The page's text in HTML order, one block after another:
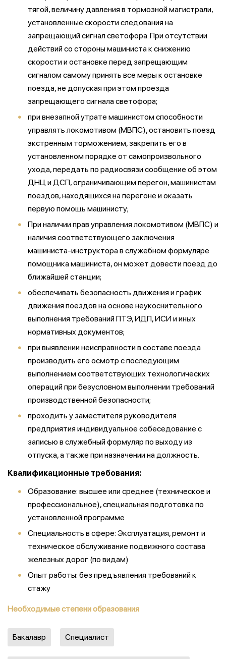
тягой, величину давления в тормозной магистрали,
установленные скорости следования на
запрещающий сигнал светофора. При отсутствии
действий со стороны машиниста к снижению
скорости и остановке перед запрещающим
сигналом самому принять все меры к остановке
поезда, не допуская при этом проезда
запрещающего сигнала светофора;
при внезапной утрате машинистом способности
управлять локомотивом (МВПС), остановить поезд
экстренным торможением, закрепить его в
установленном порядке от самопроизвольного
ухода, передать по радиосвязи сообщение об этом
ДНЦ и ДСП, ограничивающим перегон, машинистам
поездов, находящихся на перегоне и оказать
первую помощь машинисту;
При наличии прав управления локомотивом (МВПС) и
наличия соответствующего заключения
машиниста-инструктора в служебном формуляре
помощника машиниста, он может довести поезд до
ближайшей станции;
обеспечивать безопасность движения и график
движения поездов на основе неукоснительного
выполнения требований ПТЭ, ИДП, ИСИ и иных
нормативных документов;
при выявлении неисправности в составе поезда
производить его осмотр с последующим
выполнением соответствующих технологических
операций при безусловном выполнении требований
производственной безопасности;
проходить у заместителя руководителя
предприятия индивидуальное собеседование с
записью в служебный формуляр по выходу из
отпуска, а также при назначении на должность.
Квалификационные требования:
Образование: высшее или среднее (техническое и
профессиональное), специальная подготовка по
установленной программе
Специальность в сфере: Эксплуатация, ремонт и
техническое обслуживание подвижного состава
железных дорог (по видам)
Опыт работы: без предъявления требований к
стажу
Необходимые степени образования
Бакалавр Специалист